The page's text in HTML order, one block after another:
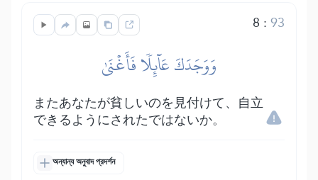
8 :93
وَوَجَدَكَ عَآئِلٗا فَأَغۡنَىٰ
またあなたが貧しいのを見付けて、自立
できるようにされたではないか。
অন্যান্য অনুবাদ প্রদর্শন